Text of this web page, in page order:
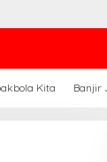
Kita Banjir